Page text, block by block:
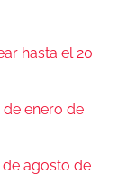
hasta el 20
de enero de
de agosto de